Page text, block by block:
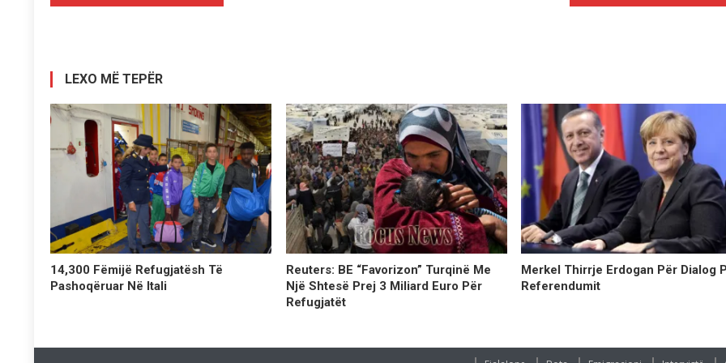
LEXO MË TEPËR
14,300 Fëmijë Refugjatësh Të
Pashoqëruar Në Itali
Reuters: BE “favorizon” Turqinë Me
Një Shtesë Prej 3 Miliard Euro Për
Refugjatët
Merkel Thirrje Erdogan Për Dialog
Referendumit